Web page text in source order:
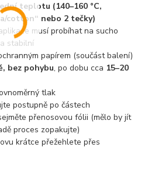
teplotu (140–160 °C,
cotton“ nebo 2 tečky)
musí probíhat na sucho
stabilní
papírem (součást balení)
bez pohybu, po dobu cca 15–20
tlak
postupně po částech
přenosovou fólii (mělo by jít
proces zopakujte)
krátce přežehlete přes